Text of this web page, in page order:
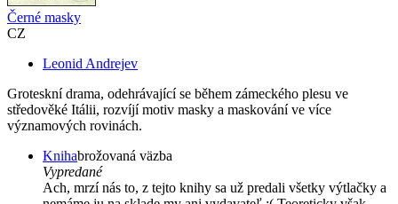
Černé masky
CZ
Leonid Andrejev
Groteskní drama, odehrávající se během zámeckého plesu ve
středověké Itálii, rozvíjí motiv masky a maskování ve více
významových rovinách.
Knihabrožovaná väzba
Vypredané
Ach, mrzí nás to, z tejto knihy sa už predali všetky výtlačky a